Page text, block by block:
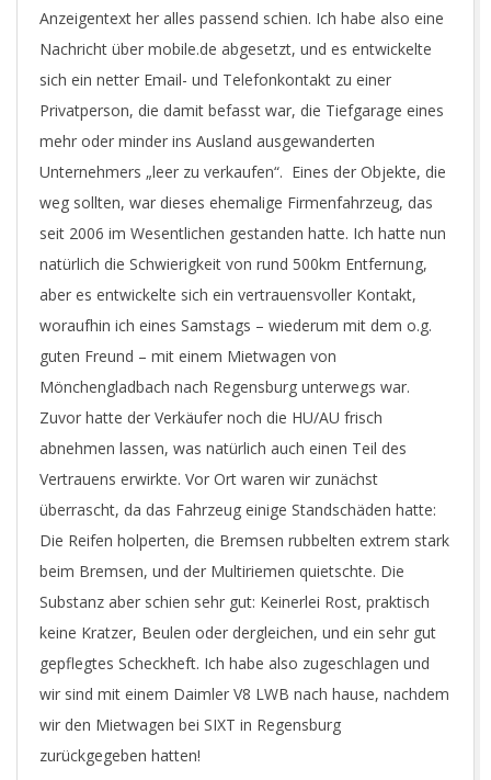
Anzeigentext her alles passend schien. Ich habe also eine
Nachricht über mobile.de abgesetzt, und es entwickelte
sich ein netter Email- und Telefonkontakt zu einer
Privatperson, die damit befasst war, die Tiefgarage eines
mehr oder minder ins Ausland ausgewanderten
Unternehmers „leer zu verkaufen“. Eines der Objekte, die
weg sollten, war dieses ehemalige Firmenfahrzeug, das
seit 2006 im Wesentlichen gestanden hatte. Ich hatte nun
natürlich die Schwierigkeit von rund 500km Entfernung,
aber es entwickelte sich ein vertrauensvoller Kontakt,
woraufhin ich eines Samstags – wiederum mit dem o.g.
guten Freund – mit einem Mietwagen von
Mönchengladbach nach Regensburg unterwegs war.
Zuvor hatte der Verkäufer noch die HU/AU frisch
abnehmen lassen, was natürlich auch einen Teil des
Vertrauens erwirkte. Vor Ort waren wir zunächst
überrascht, da das Fahrzeug einige Standschäden hatte:
Die Reifen holperten, die Bremsen rubbelten extrem stark
beim Bremsen, und der Multiriemen quietschte. Die
Substanz aber schien sehr gut: Keinerlei Rost, praktisch
keine Kratzer, Beulen oder dergleichen, und ein sehr gut
gepflegtes Scheckheft. Ich habe also zugeschlagen und
wir sind mit einem Daimler V8 LWB nach hause, nachdem
wir den Mietwagen bei SIXT in Regensburg
zurückgegeben hatten!